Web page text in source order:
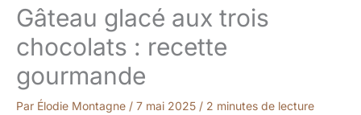
Gâteau glacé aux trois
chocolats : recette
gourmande
Par Élodie Montagne / 7 mai 2025 / 2 minutes de lecture